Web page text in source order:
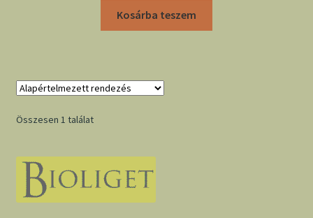
Kosárba teszem
Összesen 1 találat